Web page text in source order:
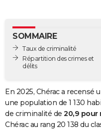
GUIDES D'ACHAT
BONS PLANS
Carte de Noël
Carte Bonne année
Carte Saint-Valentin
Carte Pâques
Carte d'anniversaire
DICTIONNAIRE
Dictionnaire
Biographies
Citations
Expressions
Proverbes
PROGRAMME TV
SOMMAIRE
Taux de criminalité
Répartition des crimes et
délits
En 2025, Chérac a recensé
une population de 1 130
de criminalité de 20,9 pour
Chérac au rang 20 138 du